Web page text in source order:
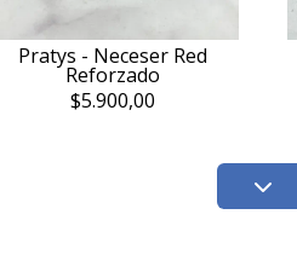
Pratys - Neceser Red
Reforzado
$5.900,00